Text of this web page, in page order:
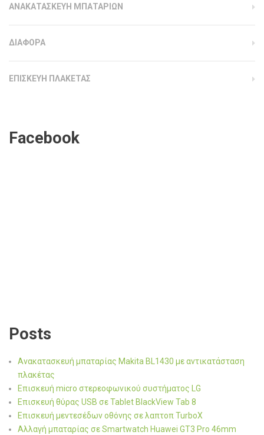
ΑΝΑΚΑΤΑΣΚΕΥΗ ΜΠΑΤΑΡΙΩΝ
ΔΙΑΦΟΡΑ
ΕΠΙΣΚΕΥΗ ΠΛΑΚΕΤΑΣ
Facebook
Posts
Ανακατασκευή μπαταρίας Makita BL1430 με αντικατάσταση
πλακέτας
Επισκευή micro στερεοφωνικού συστήματος LG
Επισκευή θύρας USB σε Tablet BlackView Tab 8
Επισκευή μεντεσέδων οθόνης σε λαπτοπ TurboX
Αλλαγή μπαταρίας σε Smartwatch Huawei GT3 Pro 46mm